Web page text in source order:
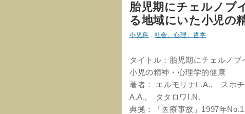
胎児期にチェルノブ
る地域にいた小児の
小児科 , 社会、心理、哲学
タイトル：胎児期にチェルノ
小児の精神・心理学的健康
著者： エルモリナL.A., スホ
A.A., タタロワI.N.
典拠：「医療事故」1997年No.1